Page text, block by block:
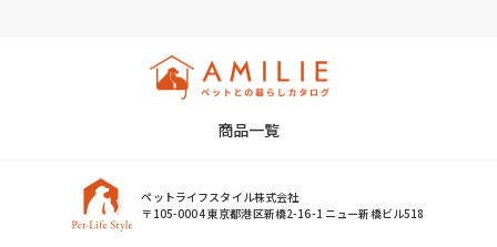
商品一覧
ペットライフスタイル株式会社
〒105-0004 東京都港区新橋2-16-1 ニュー新橋ビル518